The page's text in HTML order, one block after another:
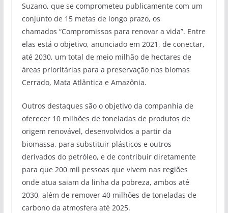
Suzano, que se comprometeu publicamente com um
conjunto de 15 metas de longo prazo, os
chamados “Compromissos para renovar a vida”. Entre
elas está o objetivo, anunciado em 2021, de conectar,
até 2030, um total de meio milhão de hectares de
áreas prioritárias para a preservação nos biomas
Cerrado, Mata Atlântica e Amazônia.
Outros destaques são o objetivo da companhia de
oferecer 10 milhões de toneladas de produtos de
origem renovável, desenvolvidos a partir da
biomassa, para substituir plásticos e outros
derivados do petróleo, e de contribuir diretamente
para que 200 mil pessoas que vivem nas regiões
onde atua saiam da linha da pobreza, ambos até
2030, além de remover 40 milhões de toneladas de
carbono da atmosfera até 2025.